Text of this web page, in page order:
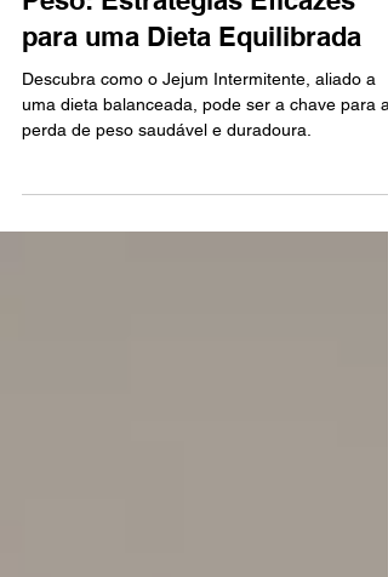
Jejum Intermitente e Perda de
Peso: Estratégias Eficazes
para uma Dieta Equilibrada
uma dieta balanceada, pode ser a chave para a